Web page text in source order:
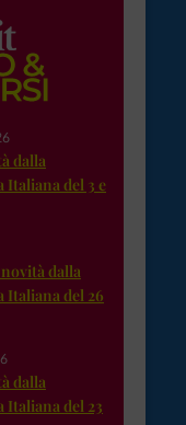
dalla
Italiana del 3 e
dalla
Italiana del 26
dalla
Italiana del 23